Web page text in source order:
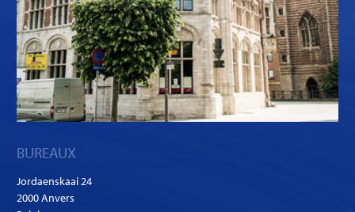
BUREAUX
Jordaenskaai 24
2000 Anvers